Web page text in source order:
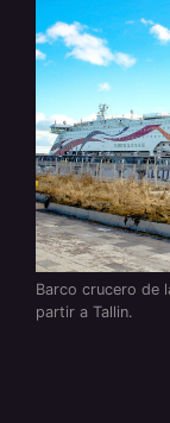
Barco crucero de
partir a Tallin.